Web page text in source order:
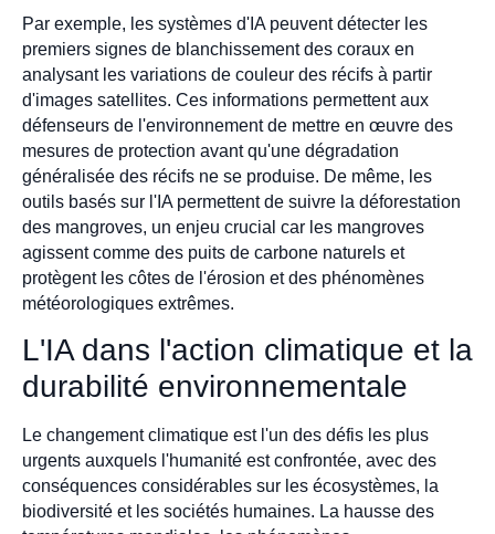
Par exemple, les systèmes d'IA peuvent détecter les
premiers signes de blanchissement des coraux en
analysant les variations de couleur des récifs à partir
d'images satellites. Ces informations permettent aux
défenseurs de l'environnement de mettre en œuvre des
mesures de protection avant qu'une dégradation
généralisée des récifs ne se produise. De même, les
outils basés sur l'IA permettent de suivre la déforestation
des mangroves, un enjeu crucial car les mangroves
agissent comme des puits de carbone naturels et
protègent les côtes de l'érosion et des phénomènes
météorologiques extrêmes.
L'IA dans l'action climatique et la
durabilité environnementale
Le changement climatique est l'un des défis les plus
urgents auxquels l'humanité est confrontée, avec des
conséquences considérables sur les écosystèmes, la
biodiversité et les sociétés humaines. La hausse des